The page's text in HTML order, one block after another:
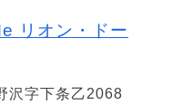
リオン・ドー
沢字下条乙2068